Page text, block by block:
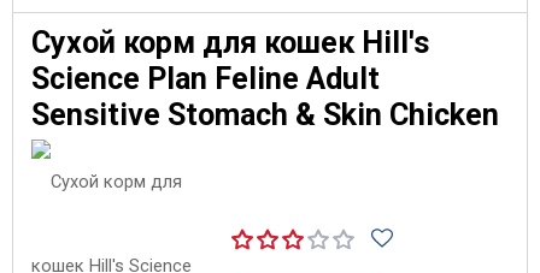
Сухой корм для кошек Hill's
Science Plan Feline Adult
Sensitive Stomach & Skin Chicken